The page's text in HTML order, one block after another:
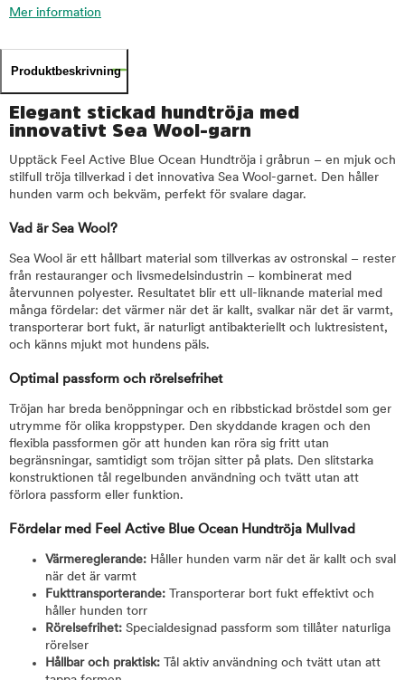
Mer information
Produktbeskrivning
Elegant stickad hundtröja med
innovativt Sea Wool-garn
Upptäck Feel Active Blue Ocean Hundtröja i gråbrun – en mjuk och
stilfull tröja tillverkad i det innovativa Sea Wool-garnet. Den håller
hunden varm och bekväm, perfekt för svalare dagar.
Vad är Sea Wool?
Sea Wool är ett hållbart material som tillverkas av ostronskal – rester
från restauranger och livsmedelsindustrin – kombinerat med
återvunnen polyester. Resultatet blir ett ull-liknande material med
många fördelar: det värmer när det är kallt, svalkar när det är varmt,
transporterar bort fukt, är naturligt antibakteriellt och luktresistent,
och känns mjukt mot hundens päls.
Optimal passform och rörelsefrihet
Tröjan har breda benöppningar och en ribbstickad bröstdel som ger
utrymme för olika kroppstyper. Den skyddande kragen och den
flexibla passformen gör att hunden kan röra sig fritt utan
begränsningar, samtidigt som tröjan sitter på plats. Den slitstarka
konstruktionen tål regelbunden användning och tvätt utan att
förlora passform eller funktion.
Fördelar med Feel Active Blue Ocean Hundtröja Mullvad
Värmereglerande: Håller hunden varm när det är kallt och sval
när det är varmt
Fukttransporterande: Transporterar bort fukt effektivt och
håller hunden torr
Rörelsefrihet: Specialdesignad passform som tillåter naturliga
rörelser
Hållbar och praktisk: Tål aktiv användning och tvätt utan att